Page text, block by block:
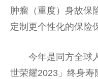
肿瘤（重度）身故保
定制更个性化的保险
今年是同方全球
世荣耀2023」终身